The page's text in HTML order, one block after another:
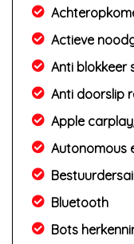
Actieve
Anti blokkeer
Anti doorslip
Apple
Autonomous
Bluetooth
Bots